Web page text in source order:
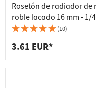
Rosetón de radiador de
roble lacado 16 mm - 1/
(10)
3.61 EUR*